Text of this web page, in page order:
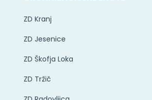
ZD Kranj
ZD Jesenice
ZD Škofja Loka
ZD Tržič